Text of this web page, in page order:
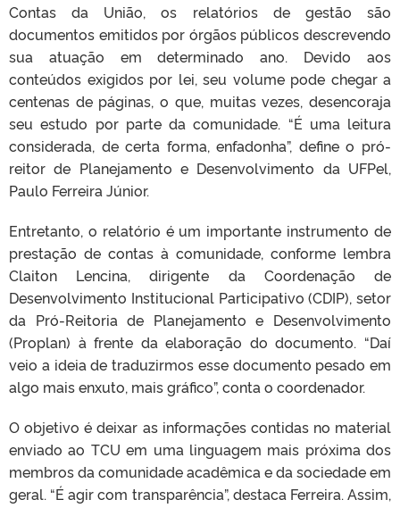
Contas da União, os relatórios de gestão são
documentos emitidos por órgãos públicos descrevendo
sua atuação em determinado ano. Devido aos
conteúdos exigidos por lei, seu volume pode chegar a
centenas de páginas, o que, muitas vezes, desencoraja
seu estudo por parte da comunidade. “É uma leitura
considerada, de certa forma, enfadonha”, define o pró-
reitor de Planejamento e Desenvolvimento da UFPel,
Paulo Ferreira Júnior.
Entretanto, o relatório é um importante instrumento de
prestação de contas à comunidade, conforme lembra
Claiton Lencina, dirigente da Coordenação de
Desenvolvimento Institucional Participativo (CDIP), setor
da Pró-Reitoria de Planejamento e Desenvolvimento
(Proplan) à frente da elaboração do documento. “Daí
veio a ideia de traduzirmos esse documento pesado em
algo mais enxuto, mais gráfico”, conta o coordenador.
O objetivo é deixar as informações contidas no material
enviado ao TCU em uma linguagem mais próxima dos
membros da comunidade acadêmica e da sociedade em
geral. “É agir com transparência”, destaca Ferreira. Assim,